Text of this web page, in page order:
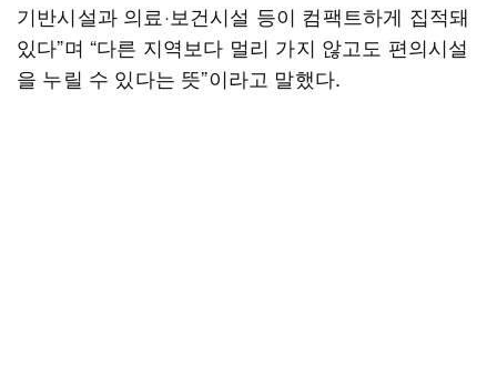
기반시설과 의료·보건시설 등이 컴팩트하게 집적돼
있다”며 “다른 지역보다 멀리 가지 않고도 편의시설
을 누릴 수 있다는 뜻”이라고 말했다.